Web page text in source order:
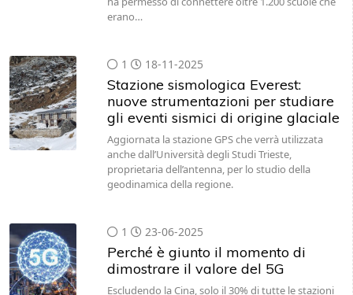
erano…
1 18-11-2025
Stazione sismologica Everest:
nuove strumentazioni per studiare
gli eventi sismici di origine glaciale
Aggiornata la stazione GPS che verrà utilizzata
anche dall’Università degli Studi Trieste,
proprietaria dell’antenna, per lo studio della
geodinamica della regione.
1 23-06-2025
Perché è giunto il momento di
dimostrare il valore del 5G
Escludendo la Cina, solo il 30% di tutte le stazioni